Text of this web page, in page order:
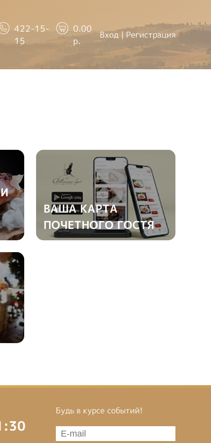
422-15-
15
0.00
р.
Вход | Регистрация
ВАША КАРТА
ПОЧЕТНОГО ГОСТЯ
Будь в курсе событий!